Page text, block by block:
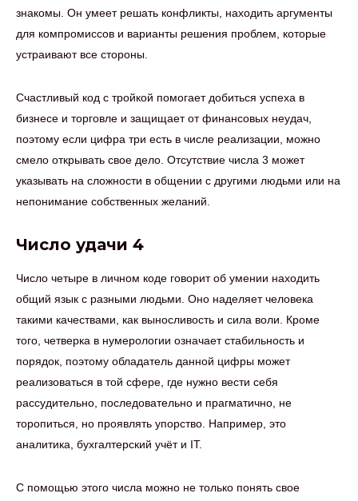
знакомы. Он умеет решать конфликты, находить аргументы
для компромиссов и варианты решения проблем, которые
устраивают все стороны.
Счастливый код с тройкой помогает добиться успеха в
бизнесе и торговле и защищает от финансовых неудач,
поэтому если цифра три есть в числе реализации, можно
смело открывать свое дело. Отсутствие числа 3 может
указывать на сложности в общении с другими людьми или на
непонимание собственных желаний.
Число удачи 4
Число четыре в личном коде говорит об умении находить
общий язык с разными людьми. Оно наделяет человека
такими качествами, как выносливость и сила воли. Кроме
того, четверка в нумерологии означает стабильность и
порядок, поэтому обладатель данной цифры может
реализоваться в той сфере, где нужно вести себя
рассудительно, последовательно и прагматично, не
торопиться, но проявлять упорство. Например, это
аналитика, бухгалтерский учёт и IT.
С помощью этого числа можно не только понять свое